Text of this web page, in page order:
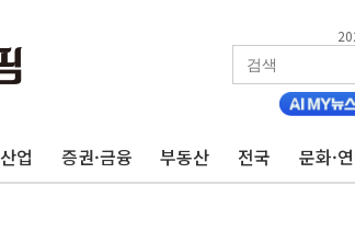
산업 증권·금융 부동산 전국 문화·
리 인상 가능성 낮아지며 상승… STOXX 600 지수
동결 전망 우세
체결… 이스라엘·이란 위협에 맞설 자체 억지력 강
령…트럼프 제동
일 이상 '올스톱'… 美 해상봉쇄 영향